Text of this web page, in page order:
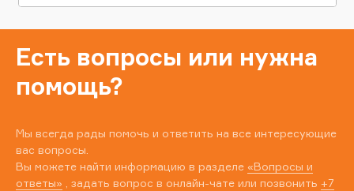
Есть вопросы или нужна
помощь?
Мы всегда рады помочь и ответить на все интересующие
вас вопросы.
Вы можете найти информацию в разделе «Вопросы и
ответы» , задать вопрос в онлайн-чате или позвонить +7